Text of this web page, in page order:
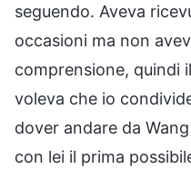
seguendo. Aveva
occasioni ma non
comprensione, quindi
voleva che io
dover andare da
con lei il prima